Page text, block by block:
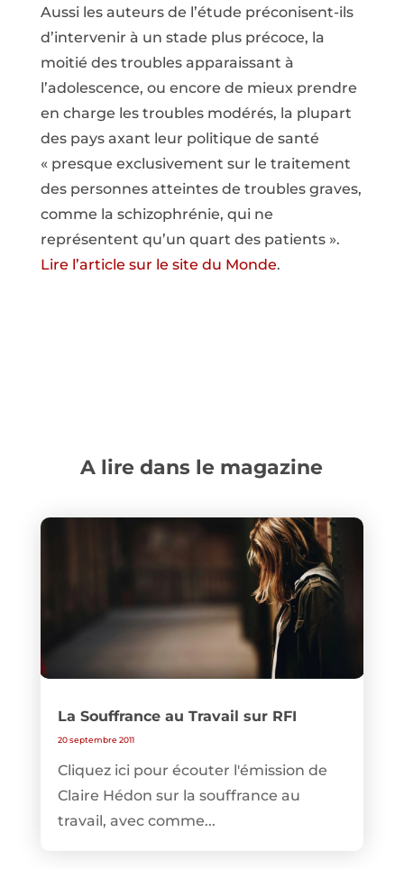
Aussi les auteurs de l’étude préconisent-ils
d’intervenir à un stade plus précoce, la
moitié des troubles apparaissant à
l’adolescence, ou encore de mieux prendre
en charge les troubles modérés, la plupart
des pays axant leur politique de santé
« presque exclusivement sur le traitement
des personnes atteintes de troubles graves,
comme la schizophrénie, qui ne
représentent qu’un quart des patients ».
Lire l’article sur le site du Monde.
A lire dans le magazine
La Souffrance au Travail sur RFI
20 septembre 2011
Cliquez ici pour écouter l'émission de
Claire Hédon sur la souffrance au
travail, avec comme...